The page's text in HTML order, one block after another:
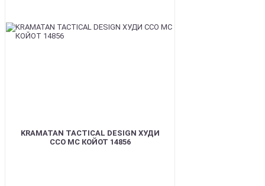
KRAMATAN TACTICAL DESIGN ХУДИ
ССО МС КОЙОТ 14856